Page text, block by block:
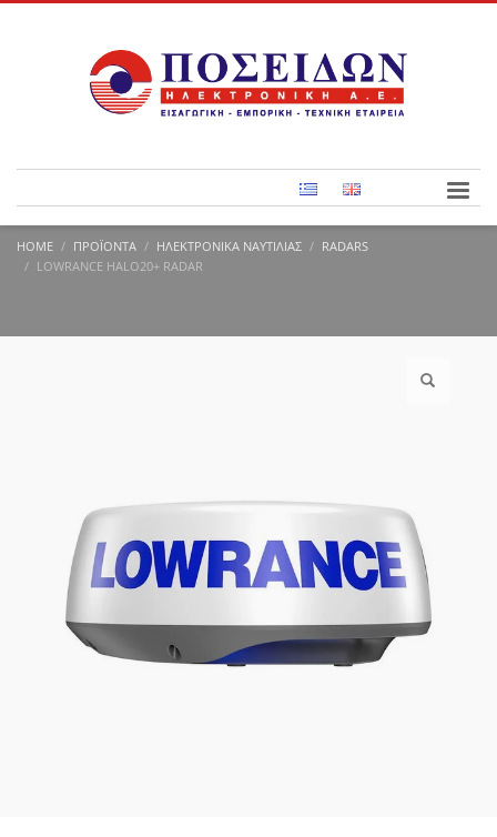
HOME ΠΡΟΪΌΝΤΑ ΗΛΕΚΤΡΟΝΙΚΆ ΝΑΥΤΙΛΊΑΣ
RADARS
LOWRANCE HALO20+ RADAR